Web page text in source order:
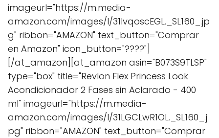
imageurl="https://m.media-
amazon.com/images/I/31lvqoscEGL._SL160_.jp
g" ribbon="AMAZON" text_button="Comprar
en Amazon" icon_button="????"]
[/at_amazon][at_amazon asin="B073S9TLSP"
type="box" title="Revlon Flex Princess Look
Acondicionador 2 Fases sin Aclarado - 400
ml" imageurl="https://m.media-
amazon.com/images/I/31LGCLwR1OL._SL160_.j
pg" ribbon="AMAZON" text_button="Comprar